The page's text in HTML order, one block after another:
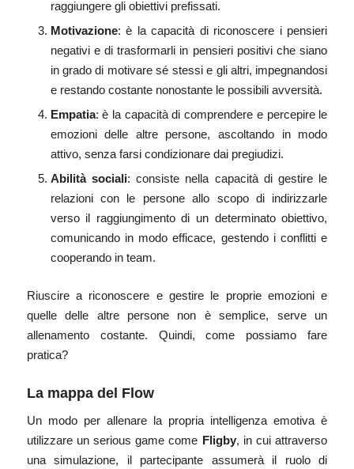
raggiungere gli obiettivi prefissati.
Motivazione: è la capacità di riconoscere i pensieri
negativi e di trasformarli in pensieri positivi che siano
in grado di motivare sé stessi e gli altri, impegnandosi
e restando costante nonostante le possibili avversità.
Empatia: è la capacità di comprendere e percepire le
emozioni delle altre persone, ascoltando in modo
attivo, senza farsi condizionare dai pregiudizi.
Abilità sociali: consiste nella capacità di gestire le
relazioni con le persone allo scopo di indirizzarle
verso il raggiungimento di un determinato obiettivo,
comunicando in modo efficace, gestendo i conflitti e
cooperando in team.
Riuscire a riconoscere e gestire le proprie emozioni e
quelle delle altre persone non è semplice, serve un
allenamento costante. Quindi, come possiamo fare
pratica?
La mappa del Flow
Un modo per allenare la propria intelligenza emotiva è
utilizzare un serious game come Fligby, in cui attraverso
una simulazione, il partecipante assumerà il ruolo di